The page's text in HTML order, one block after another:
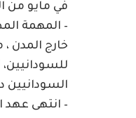
في مايو من
– المهمة
خارج المدن
– انتهى